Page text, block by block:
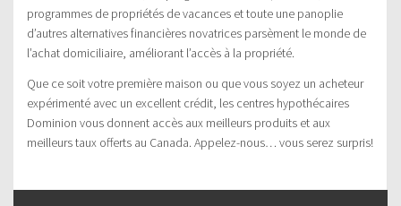
programmes de propriétés de vacances et toute une panoplie
d’autres alternatives financières novatrices parsèment le monde de
l’achat domiciliaire, améliorant l’accès à la propriété.
Que ce soit votre première maison ou que vous soyez un acheteur
expérimenté avec un excellent crédit, les centres hypothécaires
Dominion vous donnent accès aux meilleurs produits et aux
meilleurs taux offerts au Canada. Appelez-nous… vous serez surpris!